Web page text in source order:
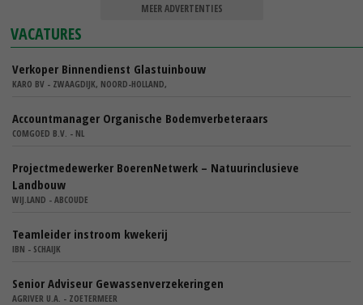
MEER ADVERTENTIES
VACATURES
Verkoper Binnendienst Glastuinbouw
KARO BV - ZWAAGDIJK, NOORD-HOLLAND,
Accountmanager Organische Bodemverbeteraars
COMGOED B.V. - NL
Projectmedewerker BoerenNetwerk – Natuurinclusieve
Landbouw
WIJ.LAND - ABCOUDE
Teamleider instroom kwekerij
IBN - SCHAIJK
Senior Adviseur Gewassenverzekeringen
AGRIVER U.A. - ZOETERMEER